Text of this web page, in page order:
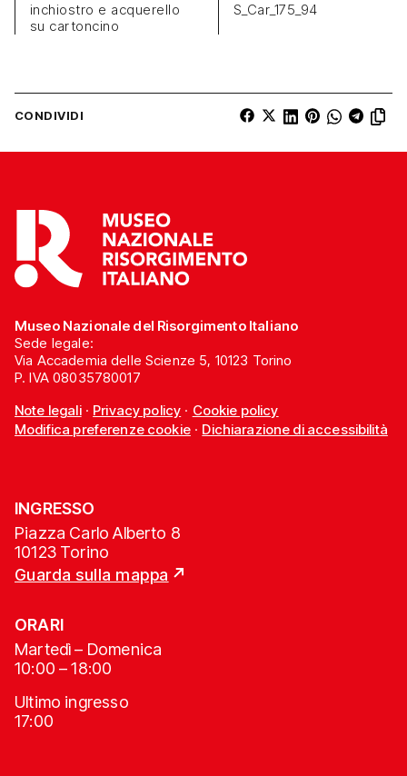
inchiostro e acquerello
su cartoncino
S_Car_175_94
CONDIVIDI
Museo Nazionale del Risorgimento Italiano
Sede legale:
Via Accademia delle Scienze 5, 10123 Torino
P. IVA 08035780017
Note legali· Privacy policy · Cookie policy
Modifica preferenze cookie· Dichiarazione di accessibilità
INGRESSO
Piazza Carlo Alberto 8
10123 Torino
Guarda sulla mappa
ORARI
Martedì – Domenica
10:00 – 18:00
Ultimo ingresso
17:00